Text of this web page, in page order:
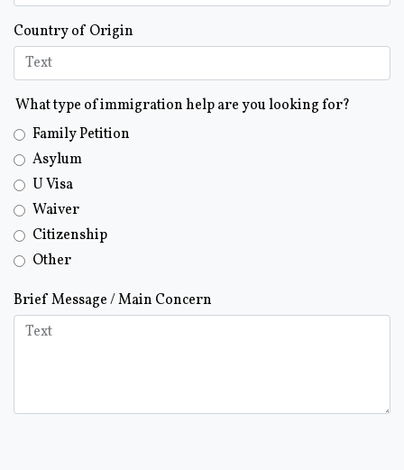
Country of Origin
What type of immigration help are you looking for?
Family Petition
Asylum
U Visa
Waiver
Citizenship
Other
Brief Message / Main Concern